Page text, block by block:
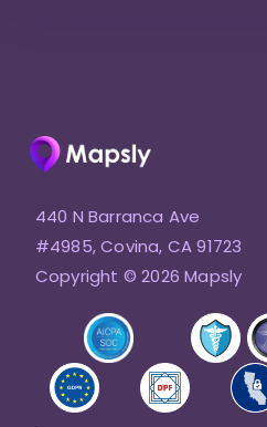
440 N Barranca Ave
#4985, Covina, CA 91723
Copyright © 2026 Mapsly